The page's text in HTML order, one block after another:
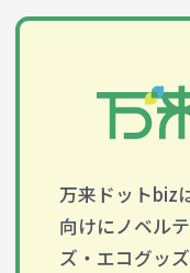
万来ドットbiz
向けにノベル
ズ・エコグッ